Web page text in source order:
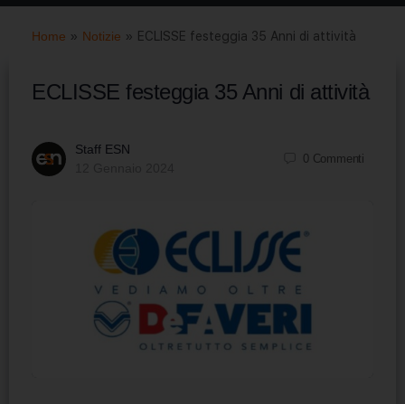
Home » Notizie » ECLISSE festeggia 35 Anni di attività
ECLISSE festeggia 35 Anni di attività
Staff ESN
0 Commenti